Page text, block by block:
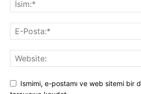
Ismimi, e-postamı ve web sitemi bir